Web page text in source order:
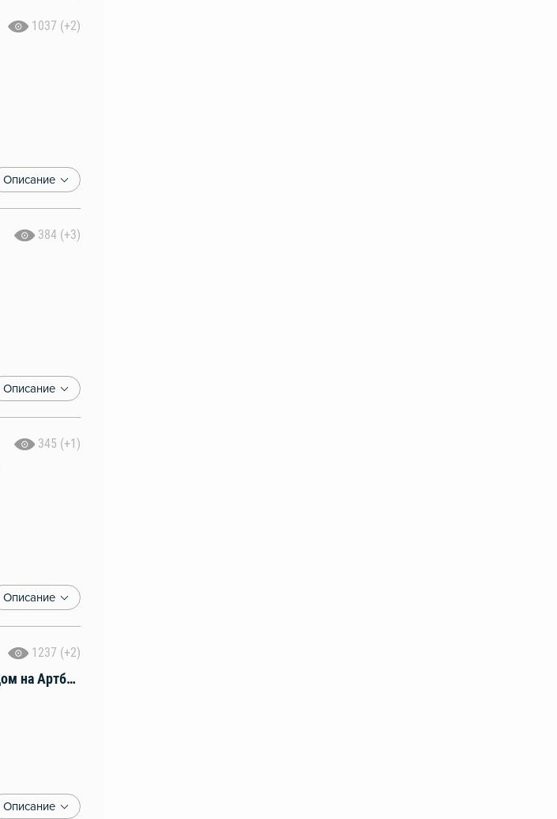
1037 (+2)
Описание
384 (+3)
Описание
345 (+1)
Описание
1237 (+2)
Счастье жить в яркой квартире с видом на Артбухту
Описание